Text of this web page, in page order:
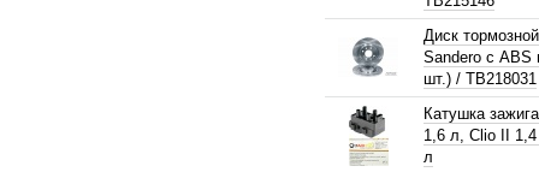
Диск
Sandero с ABS
шт.) / TB218031
Катушка
1,6 л, Clio II
л